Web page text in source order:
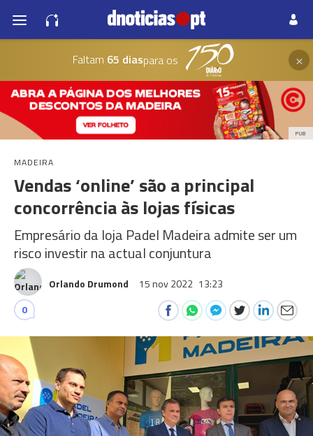
Faltam 65 diaspara os ×
PUB
MADEIRA
Vendas ‘online’ são a principal
concorrência às lojas físicas
Empresário da loja Padel Madeira admite ser um
risco investir na actual conjuntura
Orlando Drumond 15 nov 2022 13:23
0